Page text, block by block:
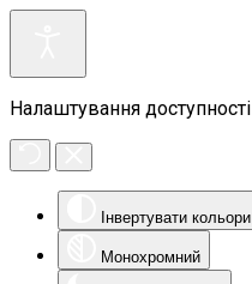
Налаштування доступності
Інвертувати кольори
Монохромний